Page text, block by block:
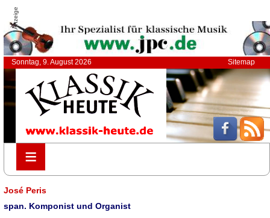
Anzeige
Sonntag, 9. August 2026 Sitemap
≡
≡
José Peris
span. Komponist und Organist